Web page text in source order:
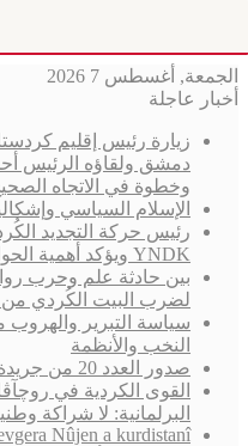
الجمعة, أغسطس 7 2026
أخبار عاجلة
زيارة رئيس إقليم
دمشق ولقاؤه الرئيس
وخطوة في الاتجاه
الإسلام السياسي
رئيس حركة التجديد
YNDK ويؤكد أهمية الحوار والوحدة الكُردستانية
بين حادثة علم وحرب
لضرب البيت الكُردي من
سياسة التبرير والهروب
النخب والأنظمة
صدور العدد 20 من جريدة NÛJEN التجديد
القوى الكردية في
البرلمانية: لا شراكة
Nûjen a kurdistanî: